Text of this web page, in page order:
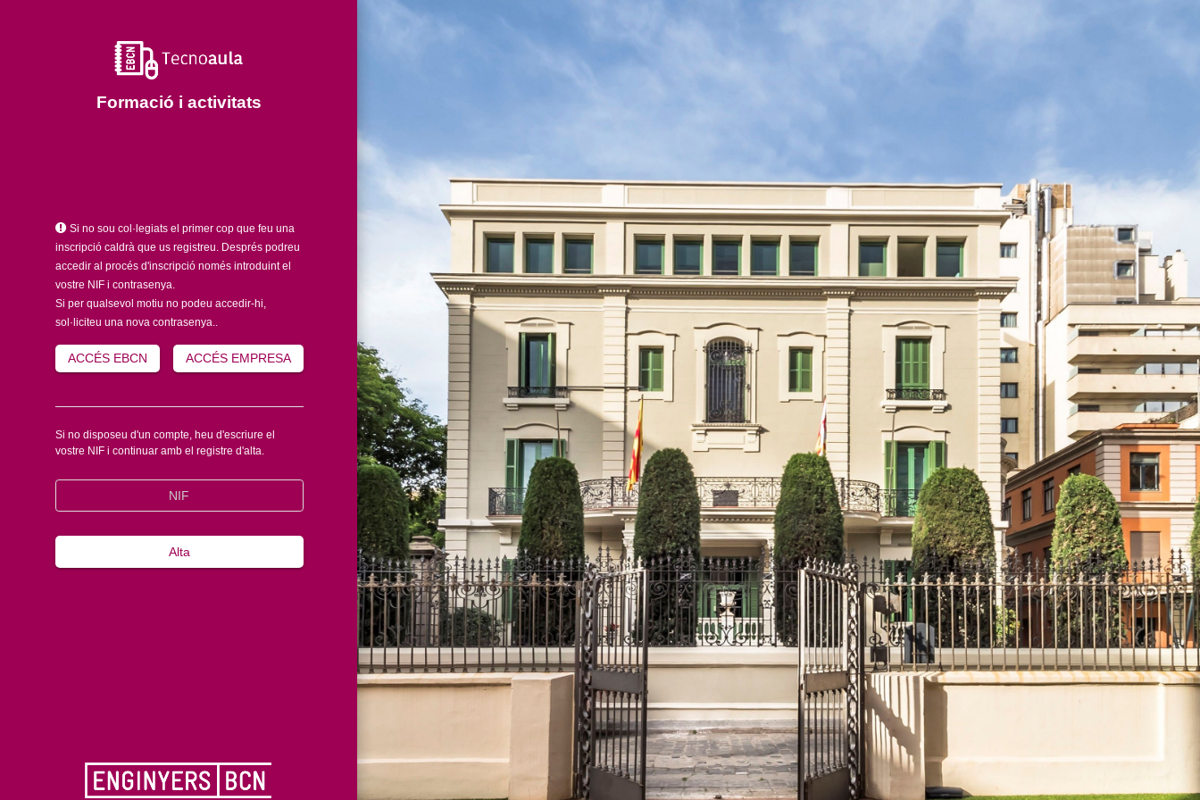
Formació i activitats
Si no sou col·legiats el primer cop que feu una
inscripció caldrà que us registreu. Després podreu
accedir al procés d'inscripció només introduint el
vostre NIF i contrasenya.
Si per qualsevol motiu no podeu accedir-hi,
sol·liciteu una nova contrasenya..
ACCÉS EBCN ACCÉS EMPRESA
Si no disposeu d'un compte, heu d'escriure el
vostre NIF i continuar amb el registre d'alta.